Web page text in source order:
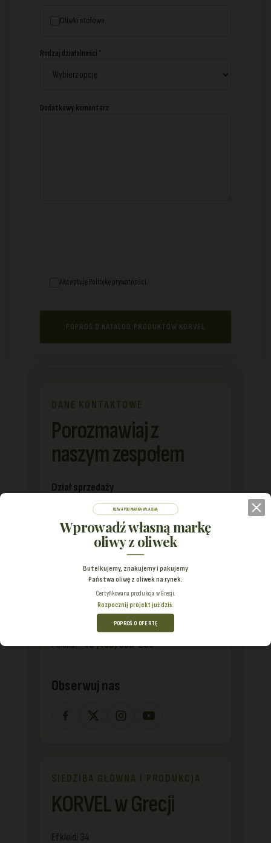
Oliwki stołowe
Rodzaj działalności *
Dodatkowy komentarz
Akceptuję Politykę prywatności.
POPROŚ O KATALOG PRODUKTÓW KORVEL
DANE KONTAKTOWE
Porozmawiaj z
naszym zespołem
Dział sprzedaży
sales@korvel-food.com
+30 (211) 198-8817
Numery międzynarodowe
+1 (702) 727-6912
Wielka Brytania:
+44 (748) 881-8814
Polska:+48 (459) 569-286
Obserwuj nas
SIEDZIBA GŁÓWNA I PRODUKCJA
KORVEL w Grecji
Efkleidi 34
OLIWA POD MARKĄ WŁASNĄ
Wprowadź własną markę
oliwy z oliwek
Butelkujemy, znakujemy i pakujemy
Państwa oliwę z oliwek na rynek.
Certyfikowana produkcja w Grecji.
Rozpocznij projekt już dziś.
POPROŚ O OFERTĘ